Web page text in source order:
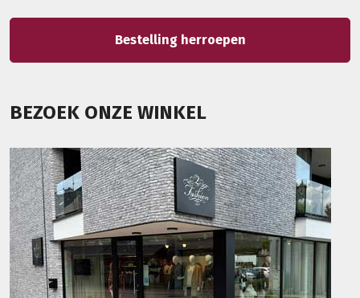
Bestelling herroepen
BEZOEK ONZE WINKEL